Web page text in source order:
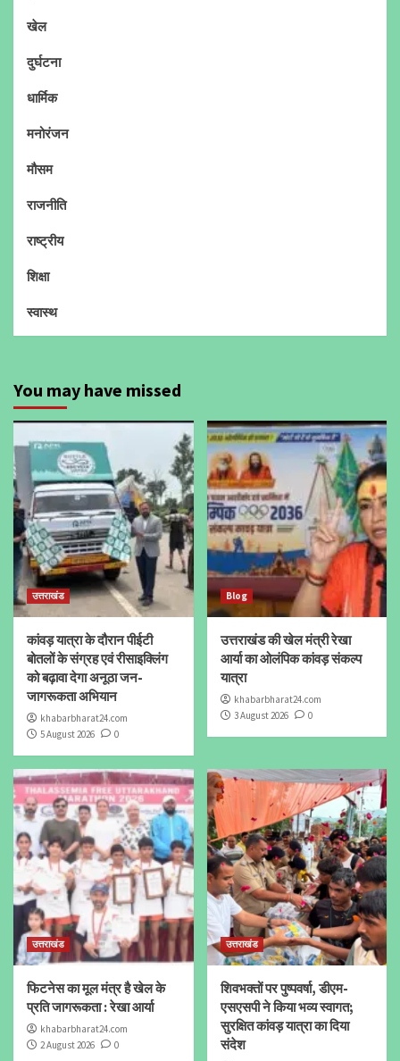
खेल
दुर्घटना
धार्मिक
मनोरंजन
मौसम
राजनीति
राष्ट्रीय
शिक्षा
स्वास्थ
You may have missed
उत्तराखंड
कांवड़ यात्रा के दौरान पीईटी
बोतलों के संग्रह एवं रीसाइक्लिंग
को बढ़ावा देगा अनूठा जन-
जागरूकता अभियान
khabarbharat24.com
5 August 2026
0
Blog
उत्तराखंड की खेल मंत्री रेखा
आर्या का ओलंपिक कांवड़ संकल्प
यात्रा
khabarbharat24.com
3 August 2026
0
उत्तराखंड
फिटनेस का मूल मंत्र है खेल के
प्रति जागरूकता : रेखा आर्या
khabarbharat24.com
2 August 2026
0
उत्तराखंड
शिवभक्तों पर पुष्पवर्षा, डीएम-
एसएसपी ने किया भव्य स्वागत;
सुरक्षित कांवड़ यात्रा का दिया
संदेश